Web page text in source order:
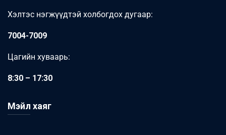
Хэлтэс нэгжүүдтэй холбогдох дугаар:
7004-7009
Цагийн хуваарь:
8:30 – 17:30
Мэйл хаяг